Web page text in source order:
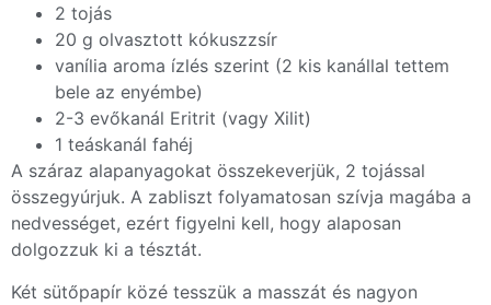
2 tojás
20 g olvasztott kókuszzsír
vanília aroma ízlés szerint (2 kis kanállal tettem
bele az enyémbe)
2-3 evőkanál Eritrit (vagy Xilit)
1 teáskanál fahéj
A száraz alapanyagokat összekeverjük, 2 tojással
összegyúrjuk. A zabliszt folyamatosan szívja magába a
nedvességet, ezért figyelni kell, hogy alaposan
dolgozzuk ki a tésztát.
Két sütőpapír közé tesszük a masszát és nagyon